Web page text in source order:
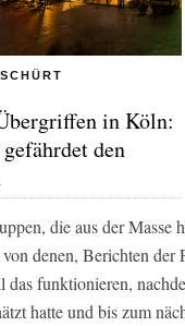
in Köln:
den
die aus der Masse
denen, Berichten
das funktionieren,
hatte und bis zum